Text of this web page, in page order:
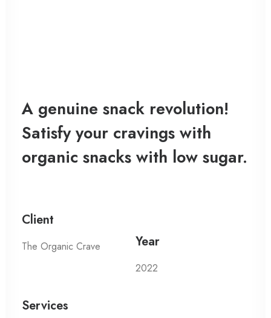
A genuine snack revolution!
Satisfy your cravings with
organic snacks with low sugar.
Client
The Organic Crave Year
2022
Services